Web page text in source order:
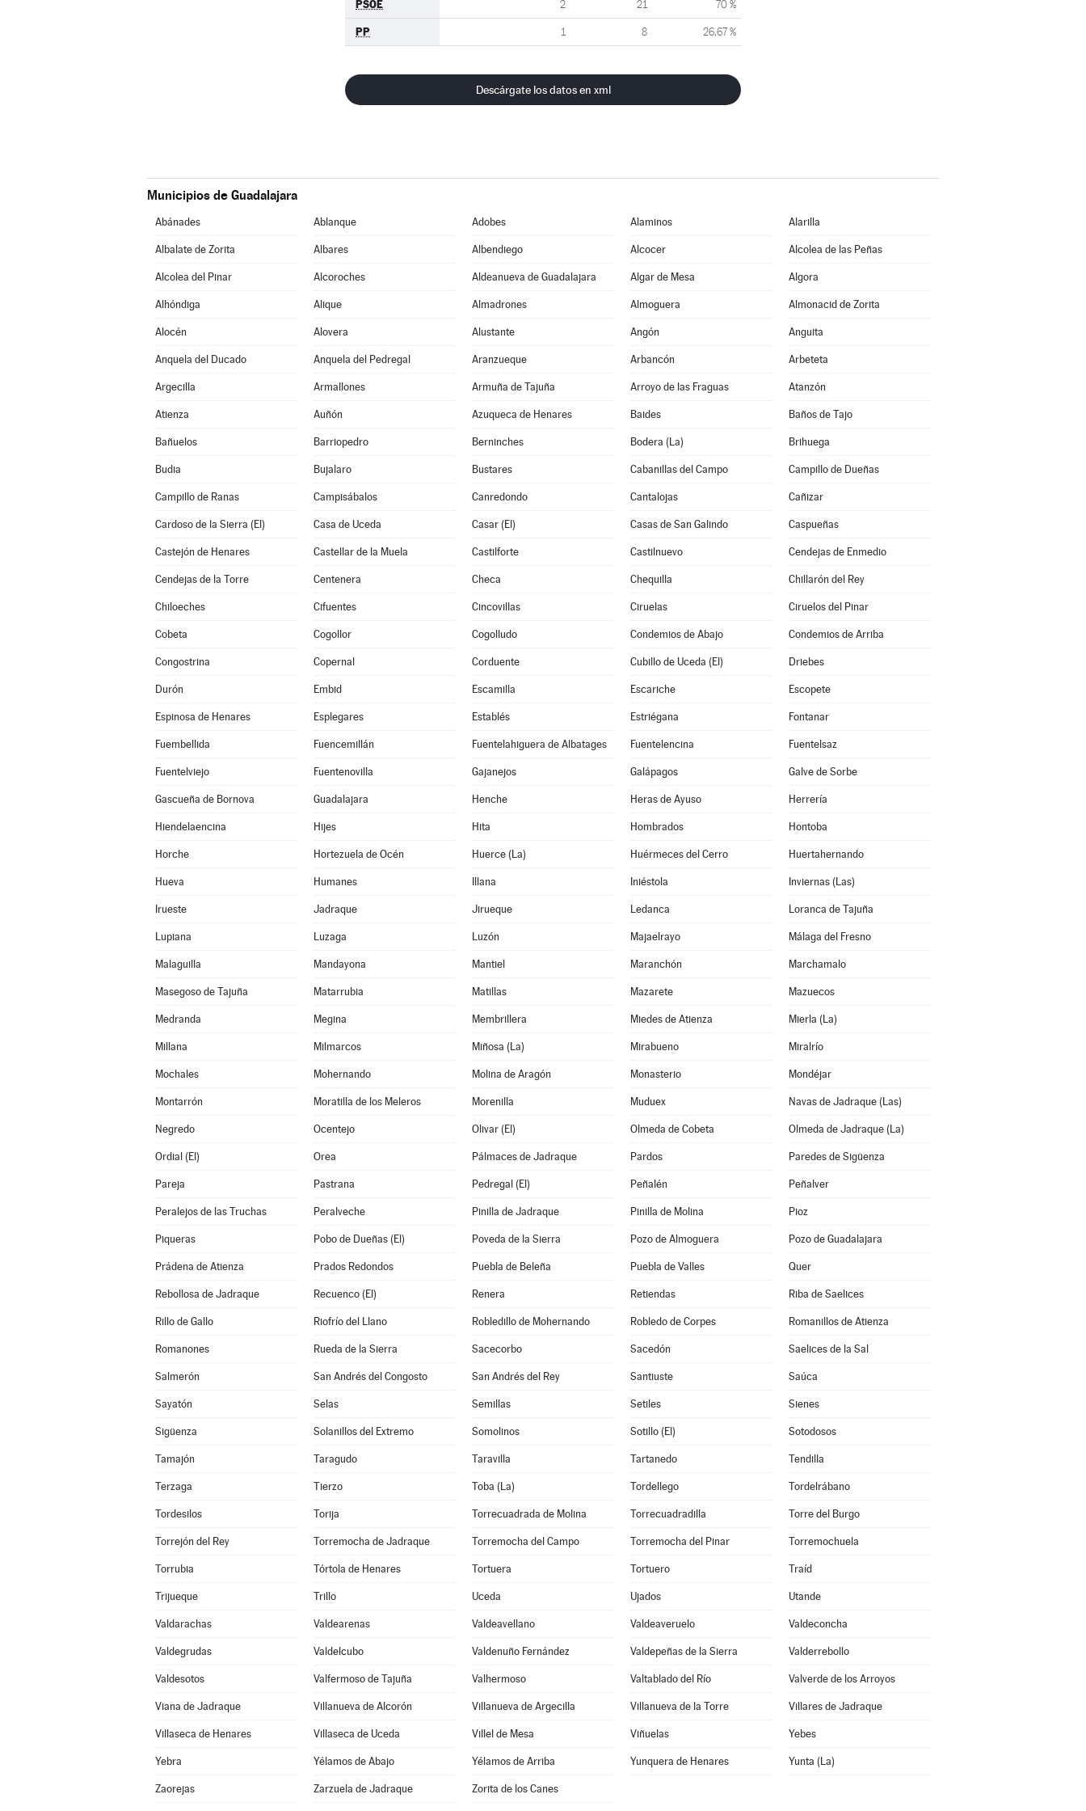
PSOE 2 21 70 %
PP 1 8 26,67 %
Descárgate los datos en xml
Municipios de Guadalajara
Abánades Ablanque Adobes Alaminos Alarilla
Albalate de Zorita Albares Albendiego Alcocer Alcolea de las Peñas
Alcolea del Pinar Alcoroches Aldeanueva de Guadalajara Algar de Mesa Algora
Alhóndiga Alique Almadrones Almoguera Almonacid de Zorita
Alocén Alovera Alustante Angón Anguita
Anquela del Ducado Anquela del Pedregal Aranzueque Arbancón Arbeteta
Argecilla Armallones Armuña de Tajuña Arroyo de las Fraguas Atanzón
Atienza Auñón Azuqueca de Henares Baides Baños de Tajo
Bañuelos Barriopedro Berninches Bodera (La) Brihuega
Budia Bujalaro Bustares Cabanillas del Campo Campillo de Dueñas
Campillo de Ranas Campisábalos Canredondo Cantalojas Cañizar
Cardoso de la Sierra (El) Casa de Uceda Casar (El) Casas de San Galindo Caspueñas
Castejón de Henares Castellar de la Muela Castilforte Castilnuevo Cendejas de Enmedio
Cendejas de la Torre Centenera Checa Chequilla Chillarón del Rey
Chiloeches Cifuentes Cincovillas Ciruelas Ciruelos del Pinar
Cobeta Cogollor Cogolludo Condemios de Abajo Condemios de Arriba
Congostrina Copernal Corduente Cubillo de Uceda (El) Driebes
Durón Embid Escamilla Escariche Escopete
Espinosa de Henares Esplegares Establés Estriégana Fontanar
Fuembellida Fuencemillán Fuentelahiguera de Albatages Fuentelencina Fuentelsaz
Fuentelviejo Fuentenovilla Gajanejos Galápagos Galve de Sorbe
Gascueña de Bornova Guadalajara Henche Heras de Ayuso Herrería
Hiendelaencina Hijes Hita Hombrados Hontoba
Horche Hortezuela de Océn Huerce (La) Huérmeces del Cerro Huertahernando
Hueva Humanes Illana Iniéstola Inviernas (Las)
Irueste Jadraque Jirueque Ledanca Loranca de Tajuña
Lupiana Luzaga Luzón Majaelrayo Málaga del Fresno
Malaguilla Mandayona Mantiel Maranchón Marchamalo
Masegoso de Tajuña Matarrubia Matillas Mazarete Mazuecos
Medranda Megina Membrillera Miedes de Atienza Mierla (La)
Millana Milmarcos Miñosa (La) Mirabueno Miralrío
Mochales Mohernando Molina de Aragón Monasterio Mondéjar
Montarrón Moratilla de los Meleros Morenilla Muduex Navas de Jadraque (Las)
Negredo Ocentejo Olivar (El) Olmeda de Cobeta Olmeda de Jadraque (La)
Ordial (El) Orea Pálmaces de Jadraque Pardos Paredes de Sigüenza
Pareja Pastrana Pedregal (El) Peñalén Peñalver
Peralejos de las Truchas Peralveche Pinilla de Jadraque Pinilla de Molina Pioz
Piqueras Pobo de Dueñas (El) Poveda de la Sierra Pozo de Almoguera Pozo de Guadalajara
Prádena de Atienza Prados Redondos Puebla de Beleña Puebla de Valles Quer
Rebollosa de Jadraque Recuenco (El) Renera Retiendas Riba de Saelices
Rillo de Gallo Riofrío del Llano Robledillo de Mohernando Robledo de Corpes Romanillos de Atienza
Romanones Rueda de la Sierra Sacecorbo Sacedón Saelices de la Sal
Salmerón San Andrés del Congosto San Andrés del Rey Santiuste Saúca
Sayatón Selas Semillas Setiles Sienes
Sigüenza Solanillos del Extremo Somolinos Sotillo (El) Sotodosos
Tamajón Taragudo Taravilla Tartanedo Tendilla
Terzaga Tierzo Toba (La) Tordellego Tordelrábano
Tordesilos Torija Torrecuadrada de Molina Torrecuadradilla Torre del Burgo
Torrejón del Rey Torremocha de Jadraque Torremocha del Campo Torremocha del Pinar Torremochuela
Torrubia Tórtola de Henares Tortuera Tortuero Traíd
Trijueque Trillo Uceda Ujados Utande
Valdarachas Valdearenas Valdeavellano Valdeaveruelo Valdeconcha
Valdegrudas Valdelcubo Valdenuño Fernández Valdepeñas de la Sierra Valderrebollo
Valdesotos Valfermoso de Tajuña Valhermoso Valtablado del Río Valverde de los Arroyos
Viana de Jadraque Villanueva de Alcorón Villanueva de Argecilla Villanueva de la Torre Villares de Jadraque
Villaseca de Henares Villaseca de Uceda Villel de Mesa Viñuelas Yebes
Yebra Yélamos de Abajo Yélamos de Arriba Yunquera de Henares Yunta (La)
Zaorejas Zarzuela de Jadraque Zorita de los Canes